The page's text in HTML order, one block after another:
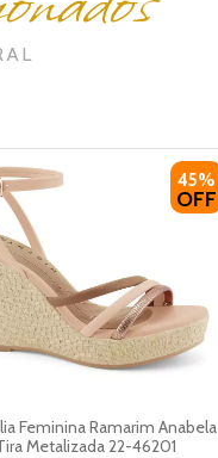
45%
OFF
Feminina Ramarim Anabela
Metalizada 22-46201